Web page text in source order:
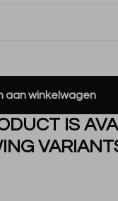
aan winkelwagen
IS